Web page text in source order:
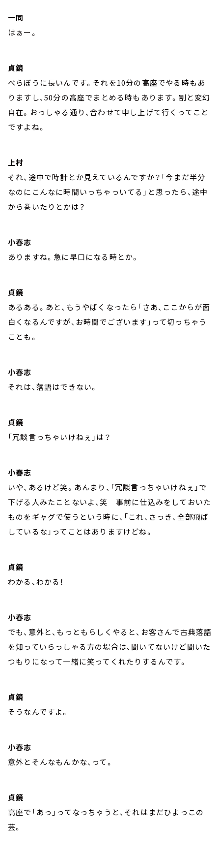
一同
はぁー。
貞鏡
べらぼうに長いんです。それを10分の高座でやる時もあ
りますし、50分の高座でまとめる時もあります。割と変幻
自在。おっしゃる通り、合わせて申し上げて行くってこと
ですよね。
上村
それ、途中で時計とか見えているんですか？「今まだ半分
なのにこんなに時間いっちゃっいてる」と思ったら、途中
から巻いたりとかは？
小春志
ありますね。急に早口になる時とか。
貞鏡
あるある。あと、もうやばくなったら「さあ、ここからが面
白くなるんですが、お時間でございます」って切っちゃう
ことも。
小春志
それは、落語はできない。
貞鏡
「冗談言っちゃいけねぇ」は？
小春志
いや、あるけど笑。あんまり、「冗談言っちゃいけねぇ」で
下げる人みたことないよ、笑 事前に仕込みをしておいた
ものをギャグで使うという時に、「これ、さっき、全部飛ば
しているな」ってことはありますけどね。
貞鏡
わかる、わかる！
小春志
でも、意外と、もっともらしくやると、お客さんで古典落語
を知っていらっしゃる方の場合は、聞いてないけど聞いた
つもりになって一緒に笑ってくれたりするんです。
貞鏡
そうなんですよ。
小春志
意外とそんなもんかな、って。
貞鏡
高座で「あっ」ってなっちゃうと、それはまだひよっこの
芸。